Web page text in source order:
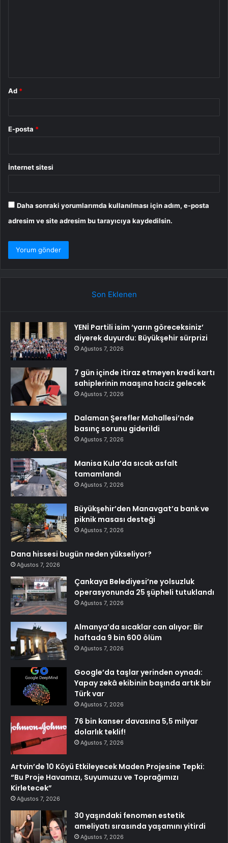
Ad *
E-posta *
İnternet sitesi
Daha sonraki yorumlarımda kullanılması için adım, e-posta
adresim ve site adresim bu tarayıcıya kaydedilsin.
Son Eklenen
YENİ Partili isim ‘yarın göreceksiniz’
diyerek duyurdu: Büyükşehir sürprizi
Ağustos 7, 2026
7 gün içinde itiraz etmeyen kredi kartı
sahiplerinin maaşına haciz gelecek
Ağustos 7, 2026
Dalaman Şerefler Mahallesi’nde
basınç sorunu giderildi
Ağustos 7, 2026
Manisa Kula’da sıcak asfalt
tamamlandı
Ağustos 7, 2026
Büyükşehir’den Manavgat’a bank ve
piknik masası desteği
Ağustos 7, 2026
Dana hissesi bugün neden yükseliyor?
Ağustos 7, 2026
Çankaya Belediyesi’ne yolsuzluk
operasyonunda 25 şüpheli tutuklandı
Ağustos 7, 2026
Almanya’da sıcaklar can alıyor: Bir
haftada 9 bin 600 ölüm
Ağustos 7, 2026
Google’da taşlar yerinden oynadı:
Yapay zekâ ekibinin başında artık bir
Türk var
Ağustos 7, 2026
76 bin kanser davasına 5,5 milyar
dolarlık teklif!
Ağustos 7, 2026
Artvin’de 10 Köyü Etkileyecek Maden Projesine Tepki:
“Bu Proje Havamızı, Suyumuzu ve Toprağımızı
Kirletecek”
Ağustos 7, 2026
30 yaşındaki fenomen estetik
ameliyatı sırasında yaşamını yitirdi
Ağustos 7, 2026